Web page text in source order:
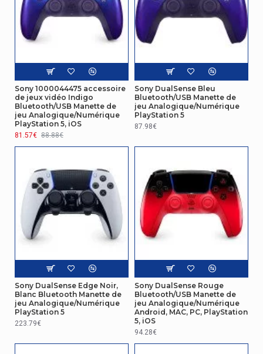
Sortie casque
audio
Oui
Dispositif d'entrée
Quantité de
boutons
14
Emballage
Guide
d'utilisation
l'emballage
188 mm
Profondeur de
l'emballage
69 mm
Hauteur de
l'emballage
189 mm
Version du
Bluetooth
5.1
Sony 1000044475 accessoire
de jeux vidéo Indigo
Bluetooth/USB Manette de
jeu Analogique/Numérique
PlayStation 5, iOS
81.57€ 88.88€
Sony DualSense Bleu
Bluetooth/USB Manette de
jeu Analogique/Numérique
PlayStation 5
87.98€
Sony DualSense Edge Noir,
Blanc Bluetooth Manette de
jeu Analogique/Numérique
PlayStation 5
223.79€
Sony DualSense Rouge
Bluetooth/USB Manette de
jeu Analogique/Numérique
Android, MAC, PC, PlayStation
5, iOS
94.28€